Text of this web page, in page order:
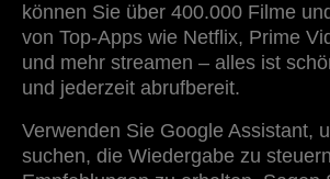
können Sie über 400.000 Filme
von Top-Apps wie Netflix, Prime
und mehr streamen – alles ist
und jederzeit abrufbereit.
Verwenden Sie Google Assistant,
suchen, die Wiedergabe zu